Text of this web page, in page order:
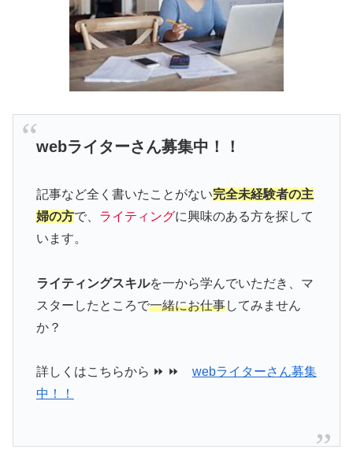
webライターさん募集中！！
記事など全く書いたことがない完全未経験者の主
婦の方で、 ライティングに興味のある方を探して
います。
ライティングスキルを一から学んでいただき、マ
スターしたところで一緒にお仕事してみません
か？
詳しくはこちらから ⏩ ⏩ webライターさん募集
中！！